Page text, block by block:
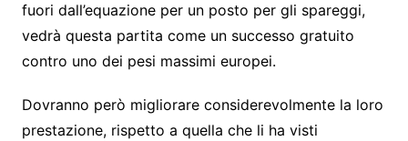
fuori dall’equazione per un posto per gli spareggi,
vedrà questa partita come un successo gratuito
contro uno dei pesi massimi europei.
Dovranno però migliorare considerevolmente la loro
prestazione, rispetto a quella che li ha visti